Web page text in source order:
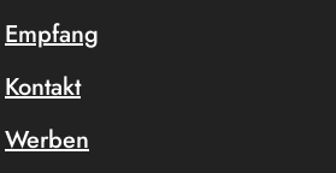
Empfang
Kontakt
Werben